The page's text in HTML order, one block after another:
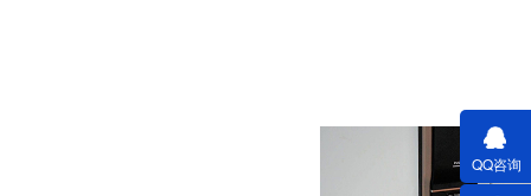
QQ咨询